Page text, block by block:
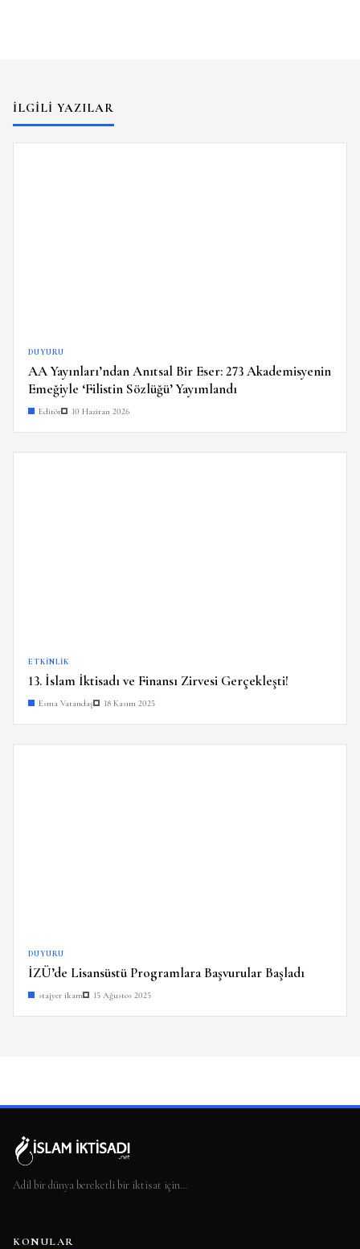
İLGILI YAZILAR
DUYURU
AA Yayınları’ndan Anıtsal Bir Eser: 273 Akademisyenin
Emeğiyle ‘Filistin Sözlüğü’ Yayımlandı
Editör 10 Haziran 2026
ETKINLIK
13. İslam İktisadı ve Finansı Zirvesi Gerçekleşti!
Esma Vatandaş 18 Kasım 2025
DUYURU
İZÜ’de Lisansüstü Programlara Başvurular Başladı
stajyer ikam 15 Ağustos 2025
Adil bir dünya bereketli bir iktisat için…
KONULAR